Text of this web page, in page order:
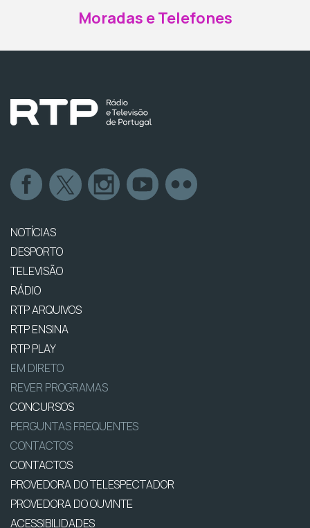
Moradas e Telefones
NOTÍCIAS
DESPORTO
TELEVISÃO
RÁDIO
RTP ARQUIVOS
RTP ENSINA
RTP PLAY
EM DIRETO
REVER PROGRAMAS
CONCURSOS
PERGUNTAS FREQUENTES
CONTACTOS
CONTACTOS
PROVEDORA DO TELESPECTADOR
PROVEDORA DO OUVINTE
ACESSIBILIDADES